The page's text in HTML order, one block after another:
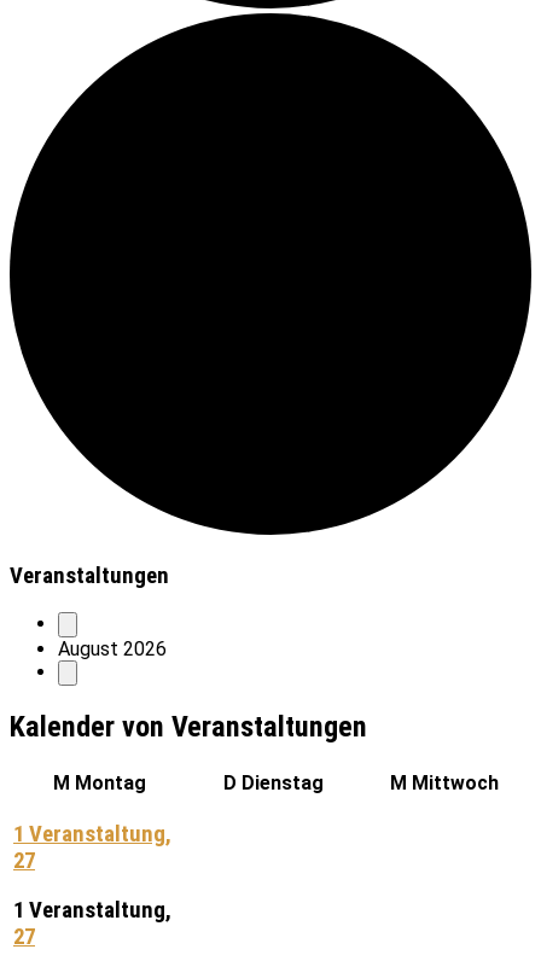
Veranstaltungen
August 2026
Kalender von Veranstaltungen
M Montag D Dienstag M Mittwoch
1 Veranstaltung,
27
1 Veranstaltung,
27